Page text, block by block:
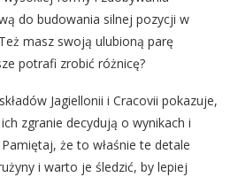
do budowania silnej pozycji w
masz swoją ulubioną parę
potrafi zrobić różnicę?
Jagiellonii i Cracovii pokazuje,
zgranie decydują o wynikach i
że to właśnie te detale
i warto je śledzić, by lepiej